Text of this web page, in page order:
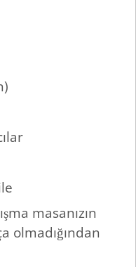
masanızın
olmadığından